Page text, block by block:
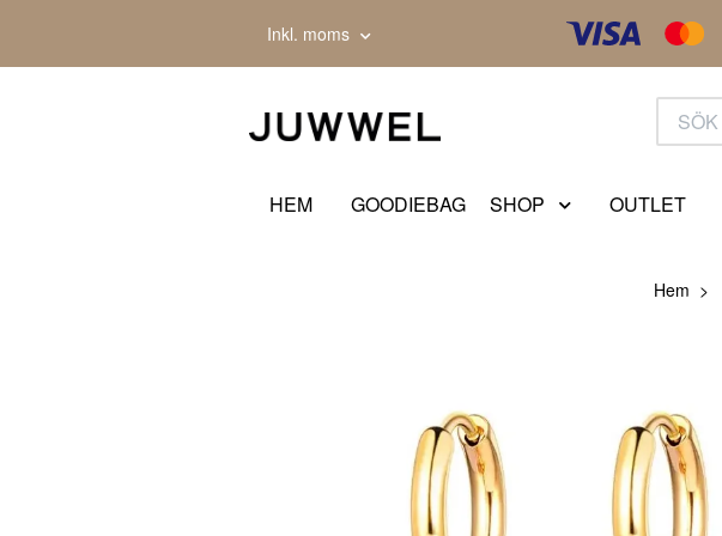
Inkl. moms
HEM GOODIEBAG SHOP OUTLET
Hem